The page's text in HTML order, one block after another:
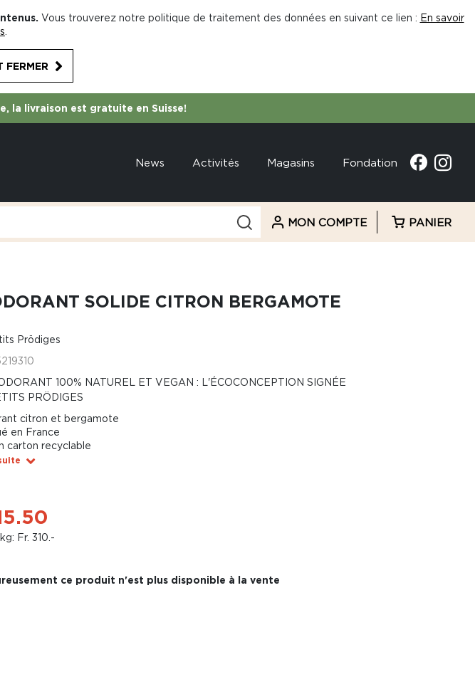
Vous trouverez notre politique de traitement des données en suivant ce lien : En savoir
FERMER
la livraison est gratuite en Suisse!
News Activités Magasins Fondation
MON COMPTE PANIER
SOLIDE CITRON BERGAMOTE
Prödiges
100% NATUREL ET VEGAN : L'ÉCOCONCEPTION SIGNÉE
PRÖDIGES
citron et bergamote
en France
carton recyclable
Fr. 310.-
ce produit n'est plus disponible à la vente